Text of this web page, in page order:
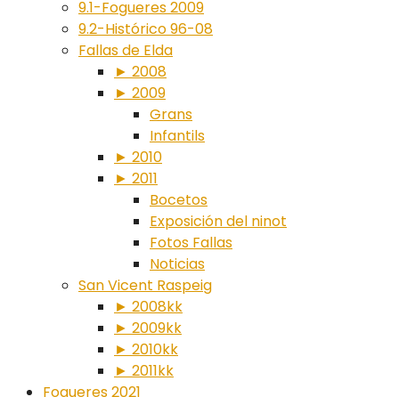
9.1-Fogueres 2009
9.2-Histórico 96-08
Fallas de Elda
► 2008
► 2009
Grans
Infantils
► 2010
► 2011
Bocetos
Exposición del ninot
Fotos Fallas
Noticias
San Vicent Raspeig
► 2008kk
► 2009kk
► 2010kk
► 2011kk
Fogueres 2021